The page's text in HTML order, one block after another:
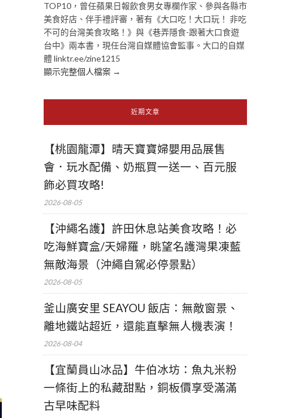
TOP10，曾任蘋果日報飲食男女專欄作家、參與各縣市
美食好店、伴手禮評審，著有《大口吃！大口玩！ 非吃
不可的台灣美食攻略！》與《巷弄隱食-跟著大口食遊
台中》兩本書，現任台灣自媒體協會監事。大口的自媒
體 linktr.ee/zine1215
顯示完整個人檔案 →
近期文章
【桃園龍潭】晴天寶寶婦嬰用品展售
會．玩水配備、奶瓶買一送一、百元服
飾必買攻略!
2026-08-05
【沖繩名護】許田休息站美食攻略！必
吃海鮮寶盒/天婦羅，眺望名護灣果凍藍
無敵海景（沖繩自駕必停景點）
2026-08-05
釜山廣安里 SEAYOU 飯店：無敵窗景、
離地鐵站超近，還能直擊無人機表演！
2026-08-04
【宜蘭員山冰品】牛伯冰坊：魚丸米粉
一條街上的私藏甜點，銅板價享受滿滿
古早味配料